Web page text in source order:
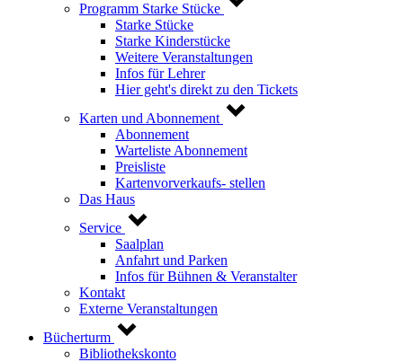
Programm Starke Stücke
Starke Stücke
Starke Kinderstücke
Weitere Veranstaltungen
Infos für Lehrer
Hier geht's direkt zu den Tickets
Karten und Abonnement
Abonnement
Warteliste Abonnement
Preisliste
Kartenvorverkaufs- stellen
Das Haus
Service
Saalplan
Anfahrt und Parken
Infos für Bühnen & Veranstalter
Kontakt
Externe Veranstaltungen
Bücherturm
Bibliothekskonto